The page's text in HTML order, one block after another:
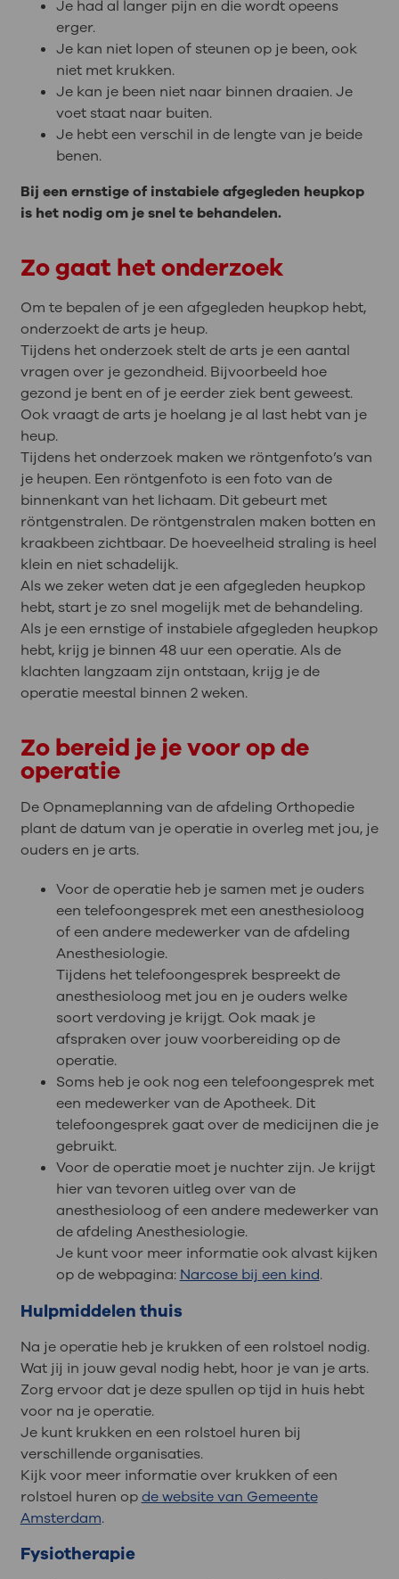
Je had al langer pijn en die wordt opeens
erger.
Je kan niet lopen of steunen op je been, ook
niet met krukken.
Je kan je been niet naar binnen draaien. Je
voet staat naar buiten.
Je hebt een verschil in de lengte van je beide
benen.
Bij een ernstige of instabiele afgegleden heupkop
is het nodig om je snel te behandelen.
Zo gaat het onderzoek
Om te bepalen of je een afgegleden heupkop hebt,
onderzoekt de arts je heup.
Tijdens het onderzoek stelt de arts je een aantal
vragen over je gezondheid. Bijvoorbeeld hoe
gezond je bent en of je eerder ziek bent geweest.
Ook vraagt de arts je hoelang je al last hebt van je
heup.
Tijdens het onderzoek maken we röntgenfoto’s van
je heupen. Een röntgenfoto is een foto van de
binnenkant van het lichaam. Dit gebeurt met
röntgenstralen. De röntgenstralen maken botten en
kraakbeen zichtbaar. De hoeveelheid straling is heel
klein en niet schadelijk.
Als we zeker weten dat je een afgegleden heupkop
hebt, start je zo snel mogelijk met de behandeling.
Als je een ernstige of instabiele afgegleden heupkop
hebt, krijg je binnen 48 uur een operatie. Als de
klachten langzaam zijn ontstaan, krijg je de
operatie meestal binnen 2 weken.
Zo bereid je je voor op de
operatie
De Opnameplanning van de afdeling Orthopedie
plant de datum van je operatie in overleg met jou, je
ouders en je arts.
Voor de operatie heb je samen met je ouders
een telefoongesprek met een anesthesioloog
of een andere medewerker van de afdeling
Anesthesiologie.
Tijdens het telefoongesprek bespreekt de
anesthesioloog met jou en je ouders welke
soort verdoving je krijgt. Ook maak je
afspraken over jouw voorbereiding op de
operatie.
Soms heb je ook nog een telefoongesprek met
een medewerker van de Apotheek. Dit
telefoongesprek gaat over de medicijnen die je
gebruikt.
Voor de operatie moet je nuchter zijn. Je krijgt
hier van tevoren uitleg over van de
anesthesioloog of een andere medewerker van
de afdeling Anesthesiologie.
Je kunt voor meer informatie ook alvast kijken
op de webpagina:Narcose bij een kind.
Hulpmiddelen thuis
Na je operatie heb je krukken of een rolstoel nodig.
Wat jij in jouw geval nodig hebt, hoor je van je arts.
Zorg ervoor dat je deze spullen op tijd in huis hebt
voor na je operatie.
Je kunt krukken en een rolstoel huren bij
verschillende organisaties.
Kijk voor meer informatie over krukken of een
rolstoel huren opde website van Gemeente
Amsterdam.
Fysiotherapie